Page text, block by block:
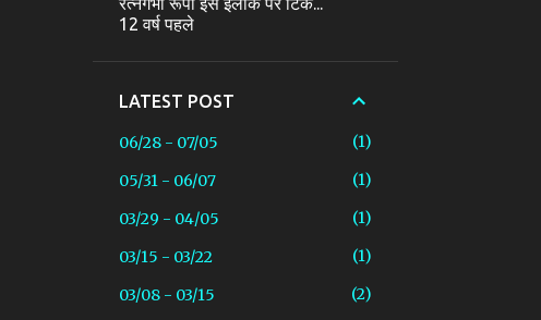
12 वर्ष पहले
LATEST POST
06/28 - 07/05
1
05/31 - 06/07
1
03/29 - 04/05
1
03/15 - 03/22
1
03/08 - 03/15
2